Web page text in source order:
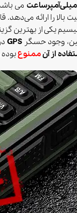
می
بالا را ارائه می‌دهد.
یکی از بهترین
وجود حسگرGPS
از آنممنوع